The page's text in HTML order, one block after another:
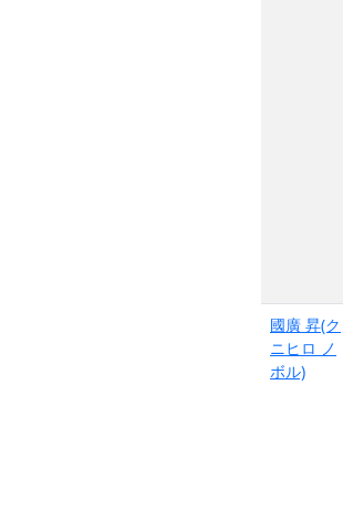
國廣 昇(ク
ニヒロ ノ
ボル)